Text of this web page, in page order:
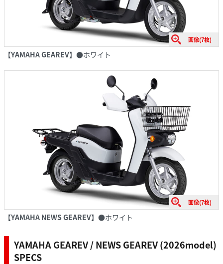
画像(7枚)
【YAMAHA GEAREV】 ●ホワイト
画像(7枚)
【YAMAHA NEWS GEAREV】 ●ホワイト
YAMAHA GEAREV / NEWS GEAREV (2026model)
SPECS